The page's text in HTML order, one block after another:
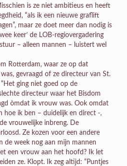
is ze niet ambitieus en heeft
“als ik een nieuwe graflift
maar ze doet meer dan nodig is
keer’ de LOB-regiovergadering
– alleen mannen – luistert wel
Rotterdam, waar ze op dat
gevraagd of ze directeur van St.
ging niet goed op de
directeur waar het Bisdom
òmdat ik vrouw was. Ook omdat
hoe ik ben – duidelijk en direct -,
vrouwelijke inbreng. De
Ze kozen voor een andere
de week nog aan mijn mannen
een vrouw aan het hoofd? Ik let
ze. Klopt. Ik zeg altijd: “Puntjes